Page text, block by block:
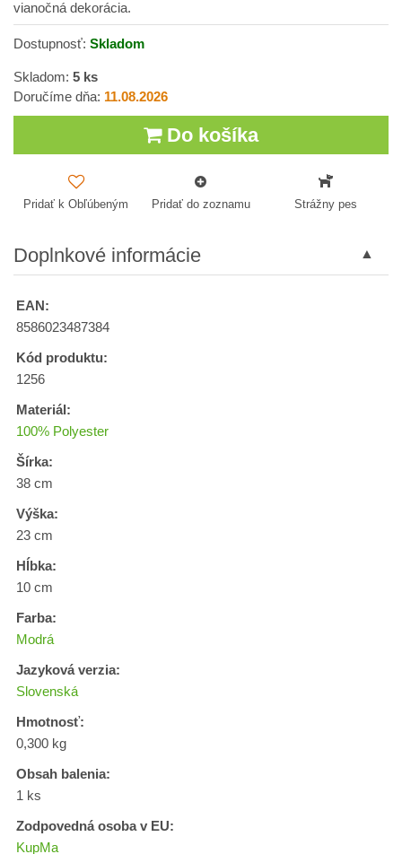
vianočná dekorácia.
Dostupnosť: Skladom
Skladom: 5 ks
Doručíme dňa: 11.08.2026
Do košíka
Pridať k Obľúbeným Pridať do zoznamu Strážny pes
Doplnkové informácie
EAN:
8586023487384
Kód produktu:
1256
Materiál:
100% Polyester
Šírka:
38 cm
Výška:
23 cm
Hĺbka:
10 cm
Farba:
Modrá
Jazyková verzia:
Slovenská
Hmotnosť:
0,300 kg
Obsah balenia:
1 ks
Zodpovedná osoba v EU:
KupMa